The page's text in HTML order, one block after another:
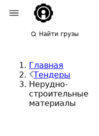
Найти грузы
Главная
Тендеры
Нерудно-
строительные
материалы